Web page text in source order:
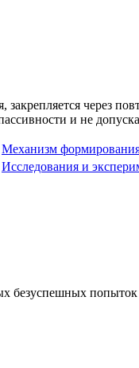
через
и не
Механизм
Исследования и
безуспешных попыток